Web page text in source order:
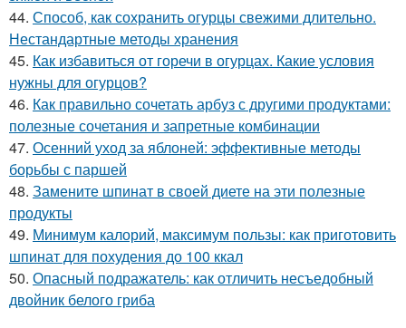
44. Способ, как сохранить огурцы свежими длительно.
Нестандартные методы хранения
45. Как избавиться от горечи в огурцах. Какие условия
нужны для огурцов?
46. Как правильно сочетать арбуз с другими продуктами:
полезные сочетания и запретные комбинации
47. Осенний уход за яблоней: эффективные методы
борьбы с паршей
48. Замените шпинат в своей диете на эти полезные
продукты
49. Минимум калорий, максимум пользы: как приготовить
шпинат для похудения до 100 ккал
50. Опасный подражатель: как отличить несъедобный
двойник белого гриба